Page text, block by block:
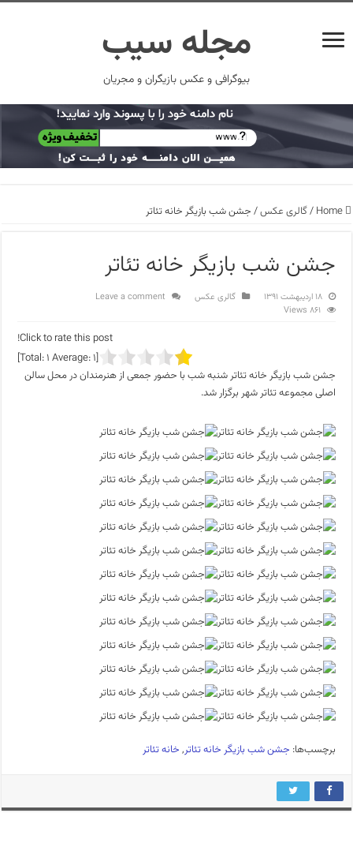
مجله سیب
بیوگرافی و عکس بازیگران و مجریان
Home
/گالری عکس/ جشن شب بازیگر خانه تئاتر
جشن شب بازیگر خانه تئاتر
۱۸ اردیبهشت ۱۳۹۱ گالری عکس
Leave a comment
861 Views
Click to rate this post!
[Total:
1 Average: 1
]
جشن شب بازیگر خانه تئاتر شنبه شب با حضور جمعی از هنرمندان در محل سالن
اصلی مجموعه تئاتر شهر برگزار شد.
برچسب‌ها: جشن شب بازیگر خانه تئاتر, خانه تئاتر